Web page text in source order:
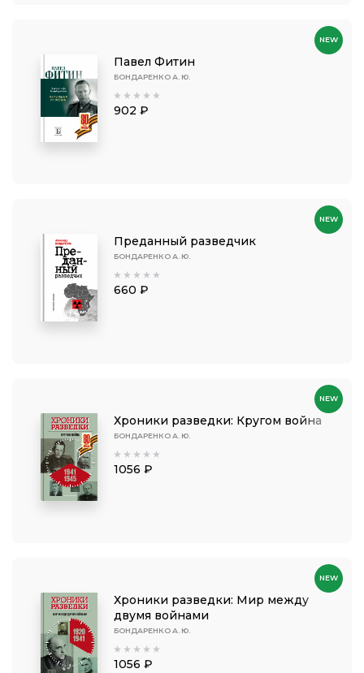
Павел Фитин
БОНДАРЕНКО А. Ю.
902 ₽
NEW
Преданный разведчик
БОНДАРЕНКО А. Ю.
660 ₽
NEW
Хроники разведки: Кругом война
БОНДАРЕНКО А. Ю.
1056 ₽
NEW
Хроники разведки: Мир между
двумя войнами
БОНДАРЕНКО А. Ю.
1056 ₽
NEW